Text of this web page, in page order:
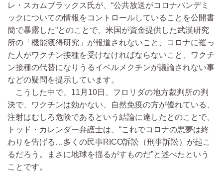
レ・スカムブラックス氏が、“公共放送がコロナパンデミ
ックについての情報をコントロールしていることを公開書
簡で暴露した”とのことで、米国が資金提供した武漢研究
所の「機能獲得研究」が報道されないこと、コロナに罹っ
た人がワクチン接種を受けなければならないこと、ワクチ
ン接種の代替になりうるイベルメクチンが議論されない事
などの疑問を提示しています。
こうした中で、11月10日、フロリダの地方裁判所の判
決で、ワクチンは効かない、自然免疫の方が優れている、
注射はむしろ危険であるという結論に達したとのことで、
トッド・カレンダー弁護士は、“これでコロナの悪夢は終
わりを告げる…多くの民事RICO訴訟（刑事訴訟）が起こ
るだろう。まさに地球を揺るがすものだ”と述べたという
ことです。